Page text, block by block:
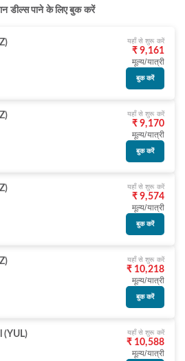
डील्स पाने के लिए बुक करें
यहाँ से शुरू करें
₹ 9,161
मूल्य/यात्री
बुक करें
यहाँ से शुरू करें
₹ 9,170
मूल्य/यात्री
बुक करें
यहाँ से शुरू करें
₹ 9,574
मूल्य/यात्री
बुक करें
यहाँ से शुरू करें
₹ 10,218
मूल्य/यात्री
बुक करें
(YUL)
यहाँ से शुरू करें
₹ 10,588
मूल्य/यात्री